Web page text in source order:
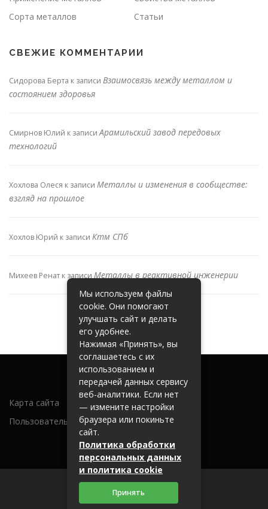
Сорта металлов
Статьи
СВЕЖИЕ КОММЕНТАРИИ
Сидорова Берта к записи Взаимосвязь между металлом и
состоянием здоровья
Смирнов Юлий к записиАрамильский завод передовых
технологий
Хохлова Олеся к записи Металлы и изменения в сообществе:
взгляд на прошлое
Хохлов Юрий к записи Ктм СПб
Михеев Ренат к записи Металлы в реактивной инженерии
Карта сайта
Пользовательское соглашение
2026 (c) metallobaza31.ru
Мы используем файлы
cookie. Они помогают
улучшать сайт и делать
его удобнее.
Нажимая «Принять», вы
соглашаетесь с их
использованием и
передачей данных сервису
веб-аналитики. Если нет
— измените настройки
браузера или покиньте
сайт.
Политика обработки
персональных данных
и политика cookie
Принять